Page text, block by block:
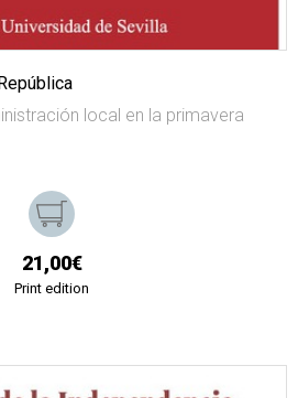
local en la primavera
21,00€
Print edition